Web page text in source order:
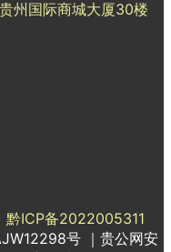
州国际商城大厦30楼
黔ICP备2022005311
号 ｜贵公网安